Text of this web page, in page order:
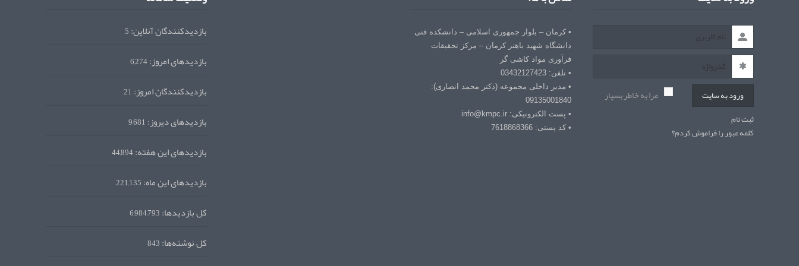
ورود به سایت مرا به خاطر بسپار
ثبت نام
کلمه عبور را فراموش کردم؟
• کرمان – بلوار جمهوری اسلامی – دانشکده فنی
دانشگاه شهید باهنر کرمان – مرکز تحقیقات
فرآوری مواد کاشی گر
• تلفن: 03432127423
• مدیر داخلی مجموعه (دکتر محمد انصاری):
09135001840
• پست الکترونیکی: info@kmpc.ir
• کد پستی: 7618868366
بازدیدکنندگان آنلاین:5
بازدیدهای امروز:6,274
بازدیدکنندگان امروز:21
بازدیدهای دیروز:9,681
بازدیدهای این هفته:44,894
بازدیدهای این ماه:221,135
کل بازدیدها:6,984,793
کل نوشته‌ها:843